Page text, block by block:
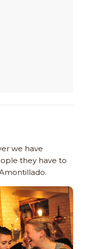
we have
they have to